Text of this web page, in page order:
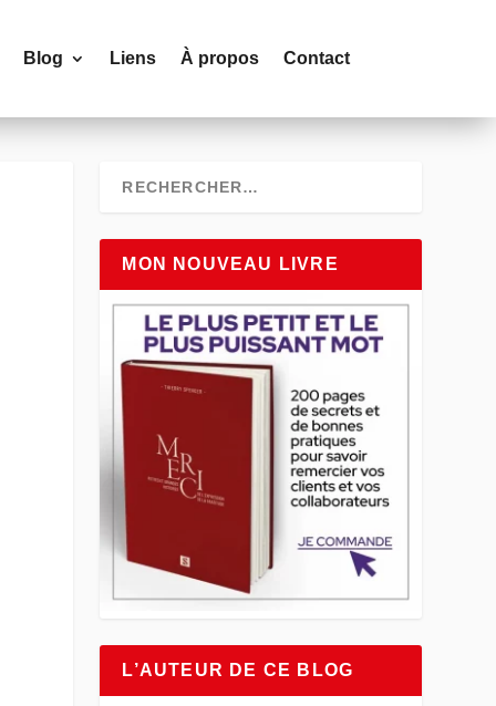
Blog Liens À propos Contact
MON NOUVEAU LIVRE
L’AUTEUR DE CE BLOG